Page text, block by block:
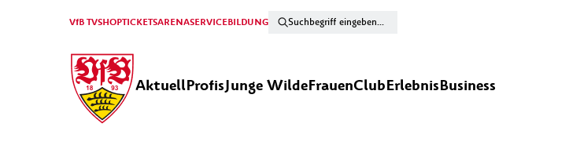
VfB TVSHOPTICKETSARENASERVICEBILDUNG
AktuellProfisJunge WildeFrauenClubErlebnisBusiness